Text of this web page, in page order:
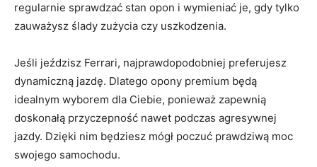
regularnie sprawdzać stan opon i wymieniać je, gdy tylko⁤
zauważysz ślady zużycia ⁣czy uszkodzenia.
Jeśli jeździsz Ferrari, najprawdopodobniej preferujesz
dynamiczną jazdę. Dlatego opony premium będą
idealnym wyborem dla Ciebie,⁤ ponieważ zapewnią
doskonałą przyczepność nawet podczas agresywnej
jazdy. Dzięki nim będziesz mógł‍ poczuć prawdziwą moc
swojego ⁣samochodu.